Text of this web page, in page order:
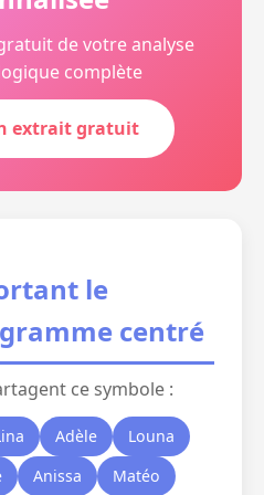
de votre analyse
complète
extrait gratuit
le
centré
ce symbole :
Adèle
Louna
Anissa Matéo